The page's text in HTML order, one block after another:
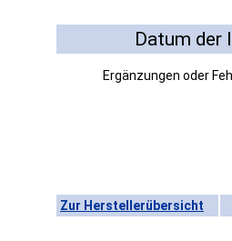
Datum der
Ergänzungen oder
Zur Herstellerübersicht